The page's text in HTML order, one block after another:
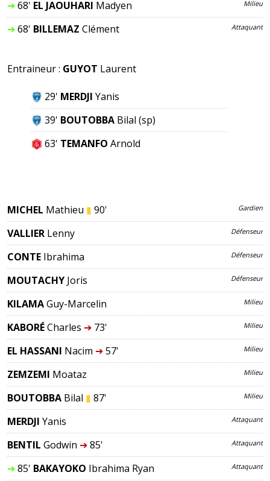
➔68' EL JAOUHARI Madyen Milieu
➔68' BILLEMAZ Clément Attaquant
Entraineur : GUYOT Laurent
29' MERDJI Yanis
39' BOUTOBBA Bilal (sp)
63' TEMANFO Arnold
MICHEL Mathieu ▮ 90' Gardien
VALLIER Lenny Défenseur
CONTE Ibrahima Défenseur
MOUTACHY Joris Défenseur
KILAMAGuy-Marcelin Milieu
KABORÉCharles ➔73' Milieu
EL HASSANI Nacim ➔57' Milieu
ZEMZEMI Moataz Milieu
BOUTOBBA Bilal ▮ 87' Milieu
MERDJI Yanis Attaquant
BENTIL Godwin ➔85' Attaquant
➔85' BAKAYOKO Ibrahima Ryan Attaquant